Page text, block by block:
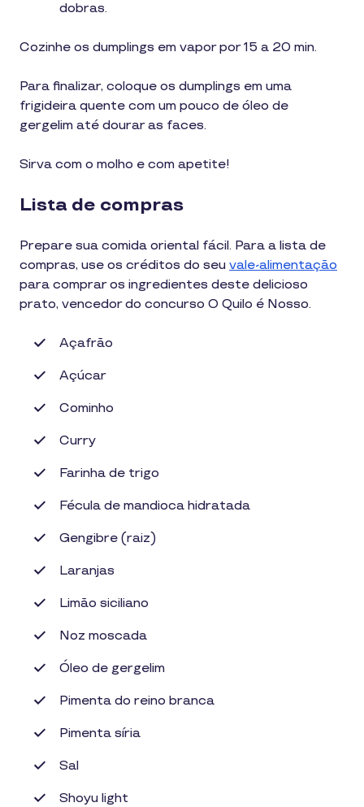
dobras.
Cozinhe os dumplings em vapor por 15 a 20 min.
Para finalizar, coloque os dumplings em uma
frigideira quente com um pouco de óleo de
gergelim até dourar as faces.
Sirva com o molho e com apetite!
Lista de compras
Prepare sua comida oriental fácil. Para a lista de
compras, use os créditos do seu vale-alimentação
para comprar os ingredientes deste delicioso
prato, vencedor do concurso O Quilo é Nosso.
Açafrão
Açúcar
Cominho
Curry
Farinha de trigo
Fécula de mandioca hidratada
Gengibre (raiz)
Laranjas
Limão siciliano
Noz moscada
Óleo de gergelim
Pimenta do reino branca
Pimenta síria
Sal
Shoyu light